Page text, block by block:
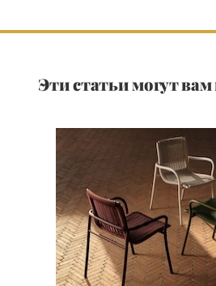
Эти статьи могут